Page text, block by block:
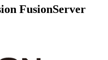
FusionServer